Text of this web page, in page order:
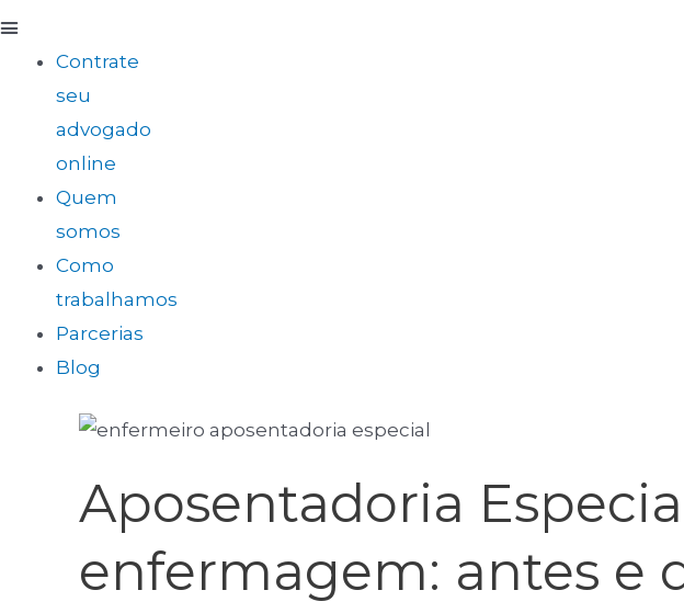
Contrate
seu
advogado
online
Quem
somos
Como
trabalhamos
Parcerias
Blog
Aposentadoria
enfermagem: antes e